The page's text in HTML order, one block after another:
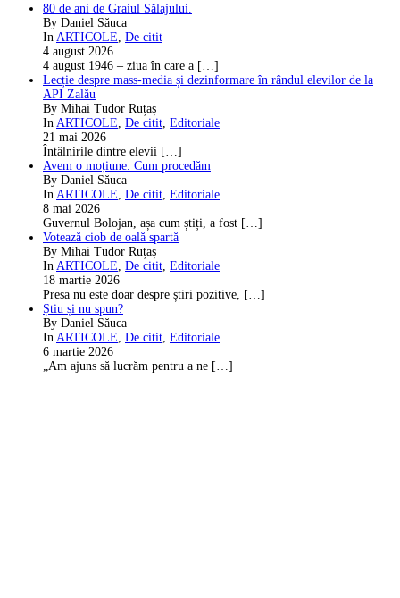
80 de ani de Graiul Sălajului.
By Daniel Săuca
In ARTICOLE De citit
4 august 2026
4 august 1946 – ziua în care a […]
Lecție despre mass-media și dezinformare în rândul elevilor de la
API Zalău
By Mihai Tudor Ruțaș
In ARTICOLE De citit Editoriale
21 mai 2026
Întâlnirile dintre elevii […]
Avem o moțiune. Cum procedăm
By Daniel Săuca
In ARTICOLE De citit Editoriale
8 mai 2026
Guvernul Bolojan, așa cum știți, a fost […]
Votează ciob de oală spartă
By Mihai Tudor Ruțaș
In ARTICOLE De citit Editoriale
18 martie 2026
Presa nu este doar despre știri pozitive,
[…]
Știu și nu spun?
By Daniel Săuca
In ARTICOLE De citit Editoriale
6 martie 2026
„Am ajuns să lucrăm pentru a ne […]